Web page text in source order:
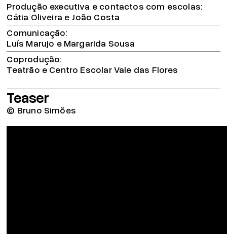
Produção executiva e contactos com escolas
Cátia Oliveira e João Costa
Comunicação
Luís Marujo e Margarida Sousa
Coprodução
Teatrão e Centro Escolar Vale das Flores
Teaser
© Bruno Simões